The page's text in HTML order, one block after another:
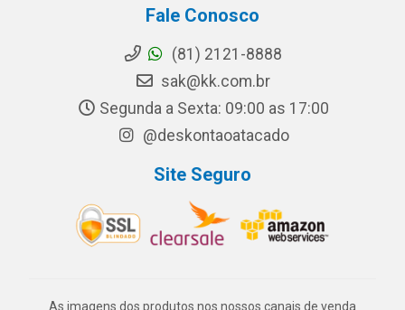
Fale Conosco
(81) 2121-8888
sak@kk.com.br
Segunda a Sexta: 09:00 as 17:00
@deskontaoatacado
Site Seguro
As imagens dos produtos nos nossos canais de venda